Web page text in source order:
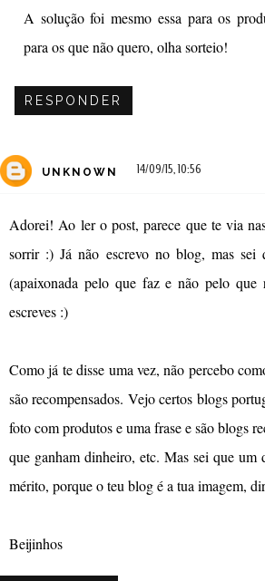
A solução foi mesmo essa para os
para os que não quero, olha sorteio!
RESPONDER
UNKNOWN 14/09/15, 10:56
Adorei! Ao ler o post, parece que te via
sorrir :) Já não escrevo no blog, mas
(apaixonada pelo que faz e não pelo que
escreves :)
Como já te disse uma vez, não percebo
são recompensados. Vejo certos blogs
foto com produtos e uma frase e são blogs
que ganham dinheiro, etc. Mas sei que um
mérito, porque o teu blog é a tua imagem,
Beijinhos